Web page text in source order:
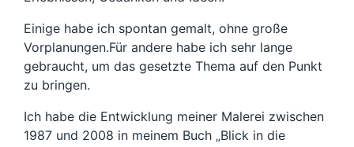
Einige habe ich spontan gemalt, ohne große
Vorplanungen.Für andere habe ich sehr lange
gebraucht, um das gesetzte Thema auf den Punkt
zu bringen.
Ich habe die Entwicklung meiner Malerei zwischen
1987 und 2008 in meinem Buch „Blick in die